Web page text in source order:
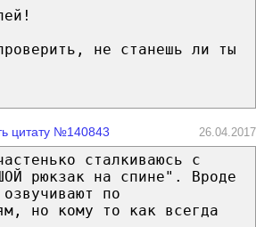
не станешь ли ты
цитату №140843 26.04.2017
сталкиваюсь с
рюкзак на спине". Вроде
по
но кому то как всегда